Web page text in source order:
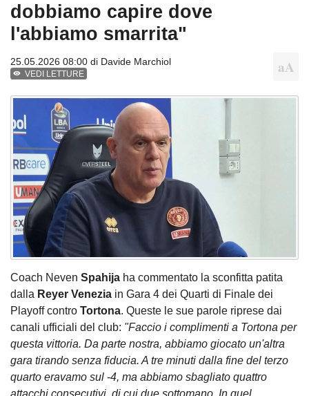
dobbiamo capire dove
l'abbiamo smarrita"
25.05.2026 08:00 di Davide Marchiol
VEDI LETTURE
Coach Neven Spahija ha commentato la sconfitta patita
dalla Reyer Venezia in Gara 4 dei Quarti di Finale dei
Playoff contro Tortona. Queste le sue parole riprese dai
canali ufficiali del club: "Faccio i complimenti a Tortona per
questa vittoria. Da parte nostra, abbiamo giocato un'altra
gara tirando senza fiducia. A tre minuti dalla fine del terzo
quarto eravamo sul -4, ma abbiamo sbagliato quattro